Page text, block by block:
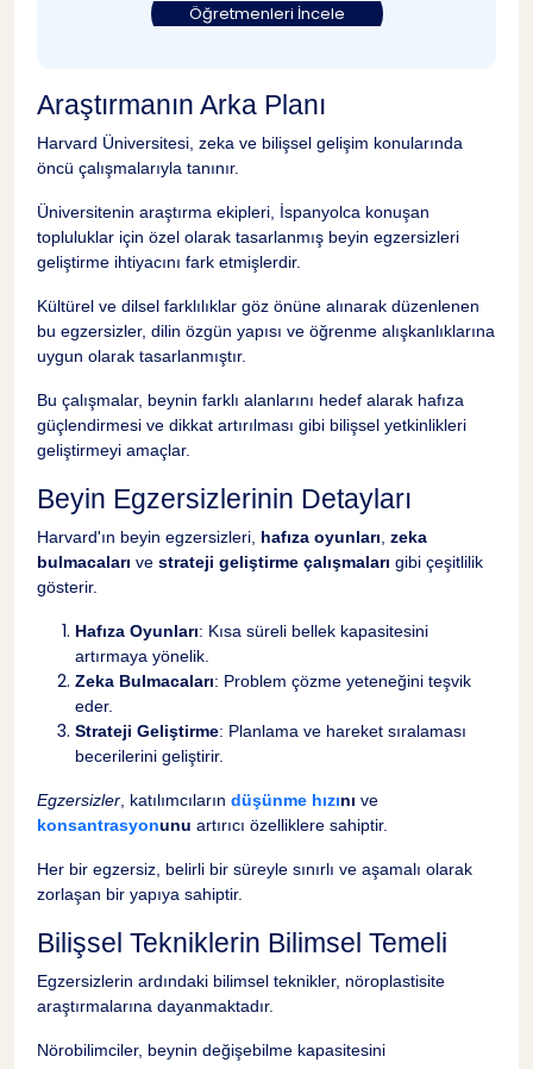
Öğretmenleri İncele
Araştırmanın Arka Planı
Harvard Üniversitesi, zeka ve bilişsel gelişim konularında
öncü çalışmalarıyla tanınır.
Üniversitenin araştırma ekipleri, İspanyolca konuşan
topluluklar için özel olarak tasarlanmış beyin egzersizleri
geliştirme ihtiyacını fark etmişlerdir.
Kültürel ve dilsel farklılıklar göz önüne alınarak düzenlenen
bu egzersizler, dilin özgün yapısı ve öğrenme alışkanlıklarına
uygun olarak tasarlanmıştır.
Bu çalışmalar, beynin farklı alanlarını hedef alarak hafıza
güçlendirmesi ve dikkat artırılması gibi bilişsel yetkinlikleri
geliştirmeyi amaçlar.
Beyin Egzersizlerinin Detayları
Harvard'ın beyin egzersizleri, hafıza oyunları zeka
bulmacaları ve strateji geliştirme çalışmaları gibi çeşitlilik
gösterir.
Hafıza Oyunları: Kısa süreli bellek kapasitesini
artırmaya yönelik.
Zeka Bulmacaları: Problem çözme yeteneğini teşvik
eder.
Strateji Geliştirme: Planlama ve hareket sıralaması
becerilerini geliştirir.
Egzersizler , katılımcıların düşünme hızını ve
konsantrasyonunu artırıcı özelliklere sahiptir.
Her bir egzersiz, belirli bir süreyle sınırlı ve aşamalı olarak
zorlaşan bir yapıya sahiptir.
Bilişsel Tekniklerin Bilimsel Temeli
Egzersizlerin ardındaki bilimsel teknikler, nöroplastisite
araştırmalarına dayanmaktadır.
Nörobilimciler, beynin değişebilme kapasitesini